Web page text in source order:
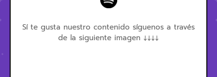
Sí te gusta nuestro contenido síguenos a través
de la siguiente imagen ↓↓↓↓